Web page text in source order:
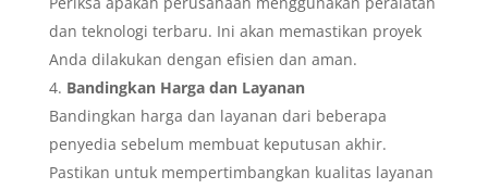
dan teknologi terbaru. Ini akan memastikan proyek
Anda dilakukan dengan efisien dan aman.
Bandingkan Harga dan Layanan
Bandingkan harga dan layanan dari beberapa
penyedia sebelum membuat keputusan akhir.
Pastikan untuk mempertimbangkan kualitas layanan